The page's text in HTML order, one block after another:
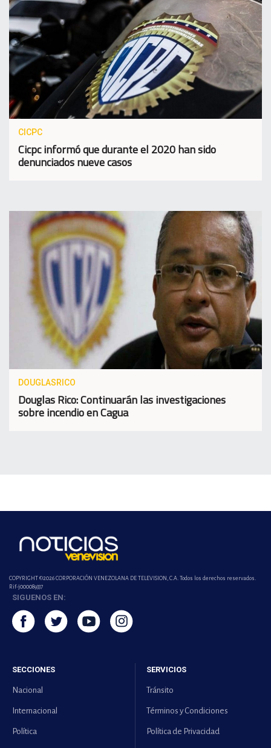
CICPC
Cicpc informó que durante el 2020 han sido
denunciados nueve casos
DOUGLASRICO
Douglas Rico: Continuarán las investigaciones
sobre incendio en Cagua
COPYRIGHT ©2026 CORPORACIÓN VENEZOLANA DE TELEVISION, C.A. Todos los derechos reservados.
Rif-j000089337
SIGUENOS EN:
SECCIONES
Nacional
Internacional
Política
SERVICIOS
Tránsito
Términos y Condiciones
Política de Privacidad